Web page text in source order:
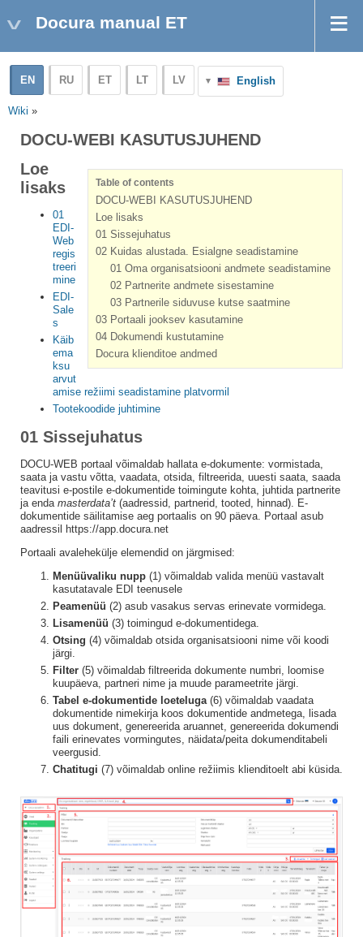
Docura manual ET
EN RU ET LT LV English
Wiki »
DOCU-WEBI KASUTUSJUHEND
Table of contents
DOCU-WEBI KASUTUSJUHEND
Loe lisaks
01 Sissejuhatus
02 Kuidas alustada. Esialgne seadistamine
01 Oma organisatsiooni andmete seadistamine
02 Partnerite andmete sisestamine
03 Partnerile siduvuse kutse saatmine
03 Portaali jooksev kasutamine
04 Dokumendi kustutamine
Docura klienditoe andmed
Loe
lisaks
01
EDI-
Web
regis
treeri
mine
EDI-
Sale
s
Käib
ema
ksu
arvut
amise režiimi seadistamine platvormil
Tootekoodide juhtimine
01 Sissejuhatus
DOCU-WEB portaal võimaldab hallata e-dokumente: vormistada,
saata ja vastu võtta, vaadata, otsida, filtreerida, uuesti saata, saada
teavitusi e-postile e-dokumentide toimingute kohta, juhtida partnerite
ja enda masterdata’t (aadressid, partnerid, tooted, hinnad). E-
dokumentide säilitamise aeg portaalis on 90 päeva. Portaal asub
aadressil https://app.docura.net
Portaali avalehekülje elemendid on järgmised:
Menüüvaliku nupp (1) võimaldab valida menüü vastavalt
kasutatavale EDI teenusele
Peamenüü (2) asub vasakus servas erinevate vormidega.
Lisamenüü (3) toimingud e-dokumentidega.
Otsing (4) võimaldab otsida organisatsiooni nime või koodi
järgi.
Filter (5) võimaldab filtreerida dokumente numbri, loomise
kuupäeva, partneri nime ja muude parameetrite järgi.
Tabel e-dokumentide loeteluga (6) võimaldab vaadata
dokumentide nimekirja koos dokumentide andmetega, lisada
uus dokument, genereerida aruannet, genereerida dokumendi
faili erinevates vormingutes, näidata/peita dokumenditabeli
veergusid.
Chatitugi (7) võimaldab online režiimis klienditoelt abi küsida.